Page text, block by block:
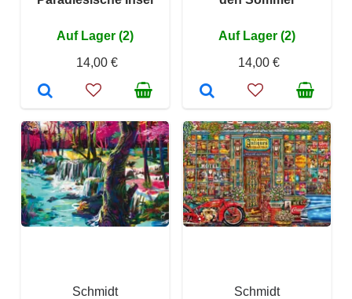
Auf Lager (2)
14,00 €
Auf Lager (2)
14,00 €
Schmidt
Schmidt